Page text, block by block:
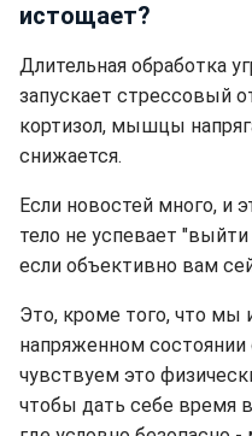
истощает?
Длительная обработка
запускает стрессовый
кортизол, мышцы
снижается.
Если новостей много, и
тело не успевает
если объективно вам
Это, кроме того, что мы
напряженном
чувствуем это
чтобы дать себе время